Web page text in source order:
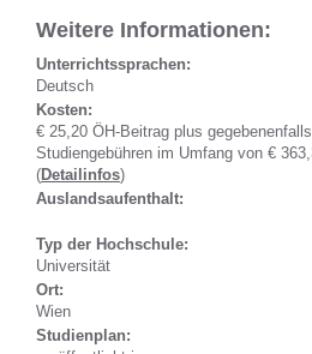
Weitere Informationen:
Unterrichtssprachen:
Deutsch
Kosten:
€ 25,20 ÖH-Beitrag plus
Studiengebühren im Umfang von €
(Detailinfos)
Auslandsaufenthalt:
Typ der Hochschule:
Universität
Ort:
Wien
Studienplan: